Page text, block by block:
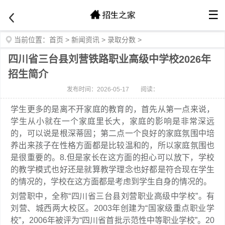
☰
当前位置： 首页 > 新闻资讯 > 录取分数 >
四川省三台县刘营铁路职业高级中学校2026年
招生简介
发布时间：2026-05-17 阅读：
学生更多的是离不开家庭的教育的，首先从第一点来说，
学生从小就在一个家庭里长大，家庭的影响是非常深远
的，可以说是根深蒂固；第二点一个良好的家庭氛围中培
养出来孩子在性格方面都是比较温和的，所以家庭氛围也
是很重要的。8.但是家长在这方面的担心可以放下，学校
的教学模式也好还是就算教学理念也好都是符合现在学生
的情况的，学校在这方面都是考虑到学生自身的情况的。
刘营职中，全称“四川省三台县刘营职业高级中学校”。有
刘营、城西两大校区。2003年创建为“国家级重点职业学
校”，2006年被评为“四川省首批示范性中等职业学校”。20